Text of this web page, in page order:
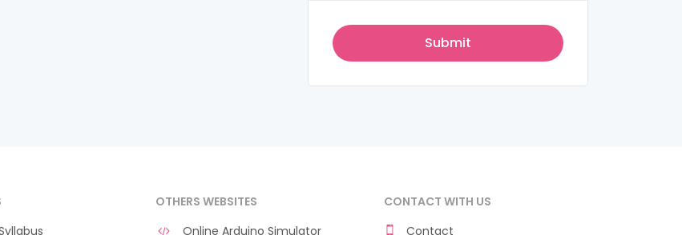
OTHERS WEBSITES
Online Arduino Simulator
CONTACT WITH US
Contact